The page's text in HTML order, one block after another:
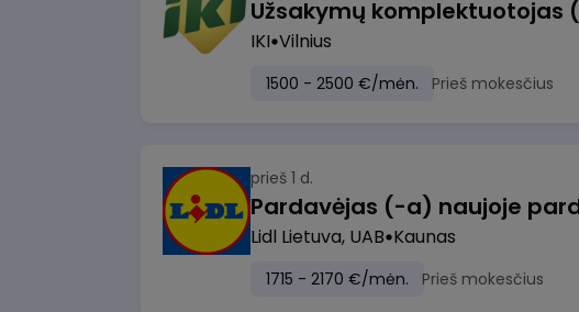
IKI Vilnius
1500 - 2500 €/mėn. Prieš mokesčius
prieš 1 d.
Lidl Lietuva, UAB Kaunas
1715 - 2170 €/mėn. Prieš mokesčius